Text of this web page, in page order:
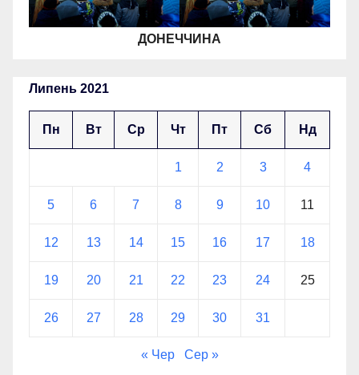
ДОНЕЧЧИНА
Липень 2021
Пн Вт Ср Чт Пт Сб Нд
1 2 3 4
5 6 7 8 9 10 11
12 13 14 15 16 17 18
19 20 21 22 23 24 25
26 27 28 29 30 31
« Чер Сер »